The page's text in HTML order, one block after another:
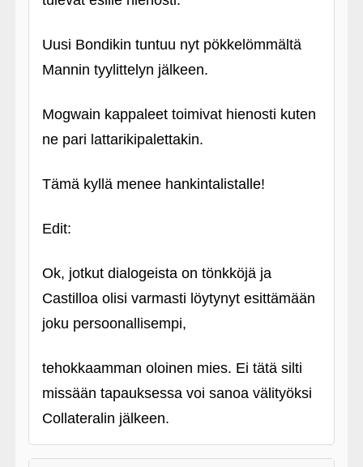
Uusi Bondikin tuntuu nyt pökkelömmältä
Mannin tyylittelyn jälkeen.
Mogwain kappaleet toimivat hienosti kuten
ne pari lattarikipalettakin.
Tämä kyllä menee hankintalistalle!
Edit:
Ok, jotkut dialogeista on tönkköjä ja
Castilloa olisi varmasti löytynyt esittämään
joku persoonallisempi,
tehokkaamman oloinen mies. Ei tätä silti
missään tapauksessa voi sanoa välityöksi
Collateralin jälkeen.